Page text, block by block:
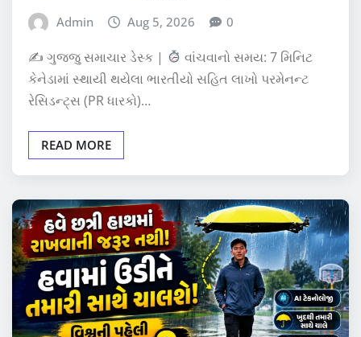
Admin Aug 5, 2026 0
✍ ગુજ્જુ સમાચાર ડેસ્ક |
વાંચવાનો સમય: 7 મિનિટ
કેનેડામાં સ્થાયી થયેલા ભારતીયો સહિત લાખો પરમેનન્ટ
રેસિડન્ટ્સ (PR ધારકો)…
READ MORE